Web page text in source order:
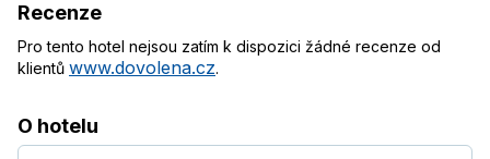
Recenze
Pro tento hotel nejsou zatím k dispozici žádné recenze od
klientů www.dovolena.cz.
O hotelu